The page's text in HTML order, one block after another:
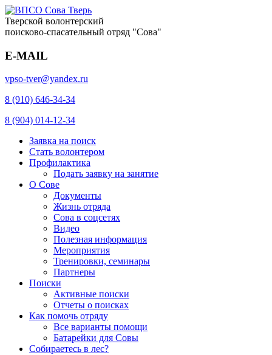
Тверской волонтерский
поисково-спасательный отряд "Сова"
E-MAIL
vpso-tver@yandex.ru
8 (910) 646-34-34
8 (904) 014-12-34
Заявка на поиск
Стать волонтером
Профилактика
Подать заявку на занятие
О Сове
Документы
Жизнь отряда
Сова в соцсетях
Видео
Полезная информация
Мероприятия
Тренировки, семинары
Партнеры
Поиски
Активные поиски
Отчеты о поисках
Как помочь отряду
Все варианты помощи
Батарейки для Совы
Собираетесь в лес?